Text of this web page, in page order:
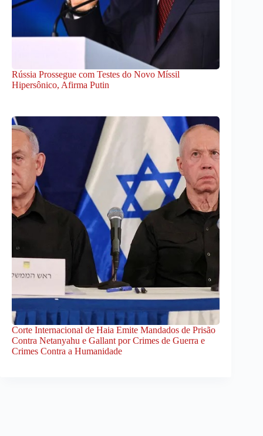
Rússia Prossegue com Testes do Novo Míssil
Hipersônico, Afirma Putin
Corte Internacional de Haia Emite Mandados de Prisão
Contra Netanyahu e Gallant por Crimes de Guerra e
Crimes Contra a Humanidade